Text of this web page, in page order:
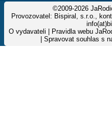
©2009-2026
Provozovatel: Bispiral, s.r.o.,
O vydavateli
Pravidla webu
Spravovat souhlas s